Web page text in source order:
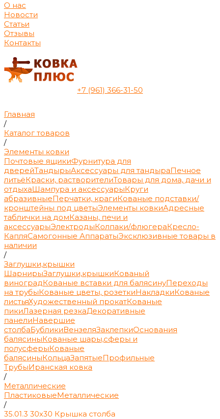
О нас
Новости
Статьи
Отзывы
Контакты
+7 (961) 366-31-50
Главная
/
Каталог товаров
/
Элементы ковки
Почтовые ящикиФурнитура для
дверейТандырыАксессуары для тандыраПечное
литьёКраски, растворителиТовары для дома, дачи и
отдыхаШампура и аксессуарыКруги
абразивныеПерчатки, крагиКованые подставки/
кронштейны под цветыЭлементы ковкиАдресные
таблички на домКазаны, печи и
аксессуарыЭлектродыКолпаки/флюгераКресло-
КапляСамогонные АппаратыЭксклюзивные товары в
наличии
/
Заглушки,крышки
ШарнирыЗаглушки,крышкиКованый
виноградКованые вставки для балясинуПереходы
на трубыКованые цветы, розеткиНакладкиКованые
листьяХудожественный прокатКованые
пикиЛазерная резкаДекоративные
панелиНавершие
столбаБубликиВензеляЗаклепкиОснования
балясиныКованые шары,сферы и
полусферыКованые
балясиныКольцаЗапятыеПрофильные
ТрубыИранская ковка
/
Металлические
ПластиковыеМеталлические
/
35.01.3 30х30 Крышка столба